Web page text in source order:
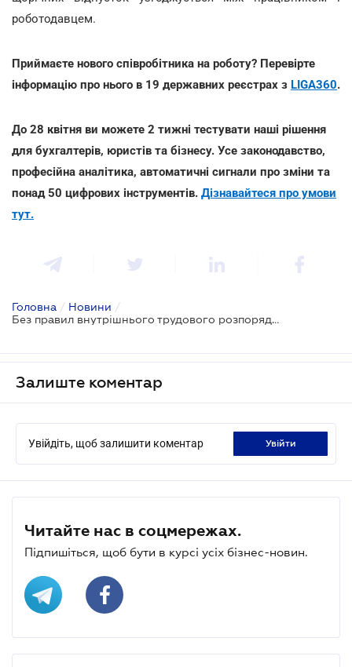
роботодавцем.
Приймаєте нового співробітника на роботу? Перевірте
інформацію про нього в 19 державних реєстрах з LIGA360.
До 28 квітня ви можете 2 тижні тестувати наші рішення
для бухгалтерів, юристів та бізнесу. Усе законодавство,
професійна аналітика, автоматичні сигнали про зміни та
понад 50 цифрових інструментів. Дізнавайтеся про умови
тут.
Головна / Новини /
Без правил внутрішнього трудового розпорядку та графіку відпусток: проект змін до КЗпП
Залиште коментар
Увійдіть, щоб залишити коментар увійти
Читайте нас в соцмережах.
Підпишіться, щоб бути в курсі усіх бізнес-новин.